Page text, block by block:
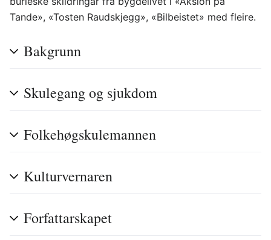
Tande», «Tosten Raudskjegg», «Bilbeistet» med fleire.
Bakgrunn
Skulegang og sjukdom
Folkehøgskulemannen
Kulturvernaren
Forfattarskapet